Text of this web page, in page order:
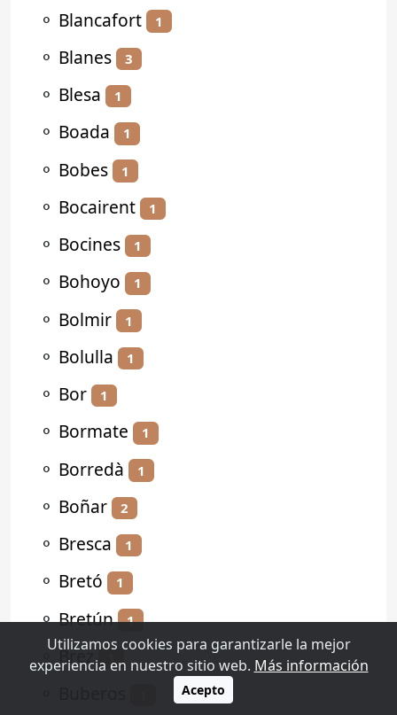
⚬ Blancafort 1
⚬ Blanes 3
⚬ Blesa 1
⚬ Boada 1
⚬ Bobes 1
⚬ Bocairent 1
⚬ Bocines 1
⚬ Bohoyo 1
⚬ Bolmir 1
⚬ Bolulla 1
⚬ Bor 1
⚬ Bormate 1
⚬ Borredà 1
⚬ Boñar 2
⚬ Bresca 1
⚬ Bretó 1
⚬Bretún 1
⚬Brez
Utilizamos cookies para garantizarle la mejor
experiencia en nuestro sitio web. Más información
Acepto